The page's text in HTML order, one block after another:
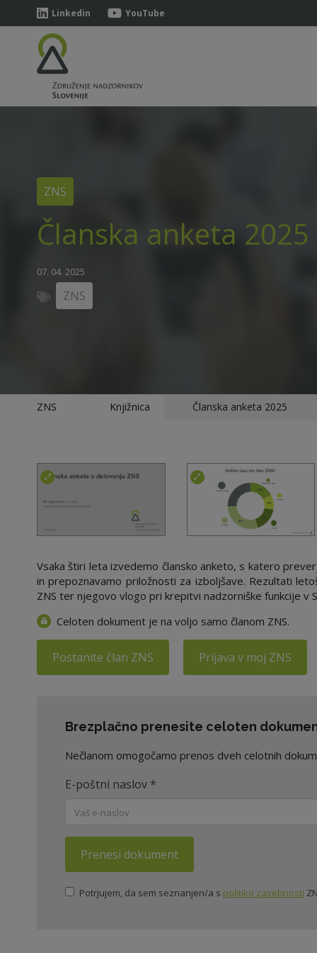
Linkedin YouTube
ZNS
Članska anketa 2025
07. 04. 2025
ZNS
ZNS Knjižnica Članska anketa 2025
Vsaka štiri leta izvedemo člansko anketo, s katero
in prepoznavamo priložnosti za izboljšave. Rezultati
ZNS ter njegovo vlogo pri krepitvi nadzorniške funkcije v
Celoten dokument je na voljo samo članom ZNS.
Postanite član ZNS Prijava v moj ZNS
Brezplačno prenesite celoten
Nečlanom omogočamo prenos dveh celotnih
E-poštni naslov *
Prenesi dokument
Potrjujem, da sem seznanjen/a s politiko zasebnosti